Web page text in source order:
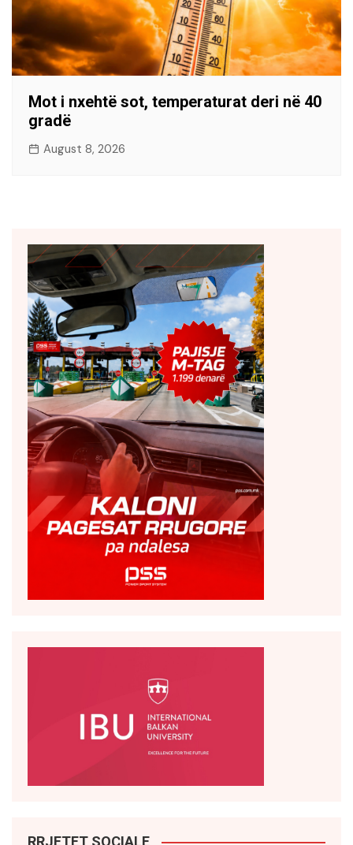
Mot i nxehtë sot, temperaturat deri në 40
gradë
August 8, 2026
RRJETET SOCIALE